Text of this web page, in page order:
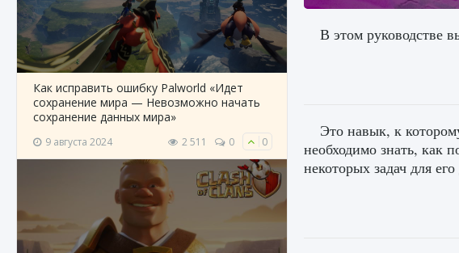
Как исправить ошибку Palworld «Идет
сохранение мира — Невозможно начать
сохранение данных мира»
9 августа 2024 2 511 0 0
В этом руководстве
Это навык, к
необходимо знать, как
некоторых задач для